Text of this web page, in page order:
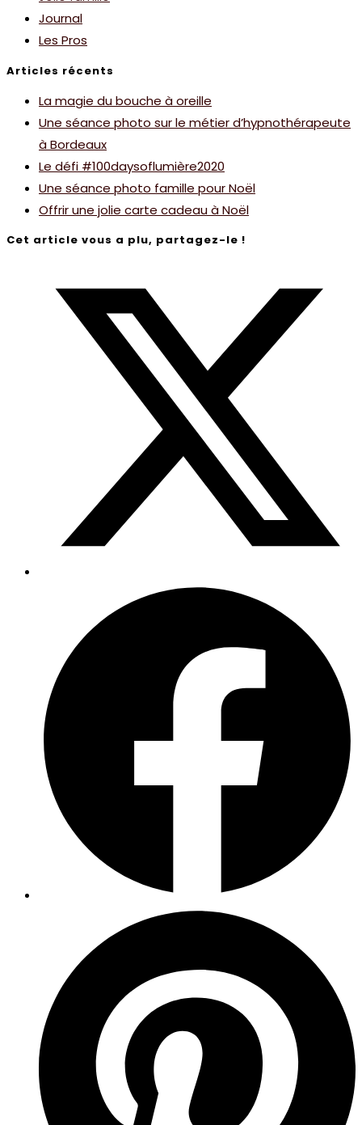
Journal
Les Pros
Articles récents
La magie du bouche à oreille
Une séance photo sur le métier d’hypnothérapeute
à Bordeaux
Le défi #100daysoflumière2020
Une séance photo famille pour Noël
Offrir une jolie carte cadeau à Noël
Cet article vous a plu, partagez-le !